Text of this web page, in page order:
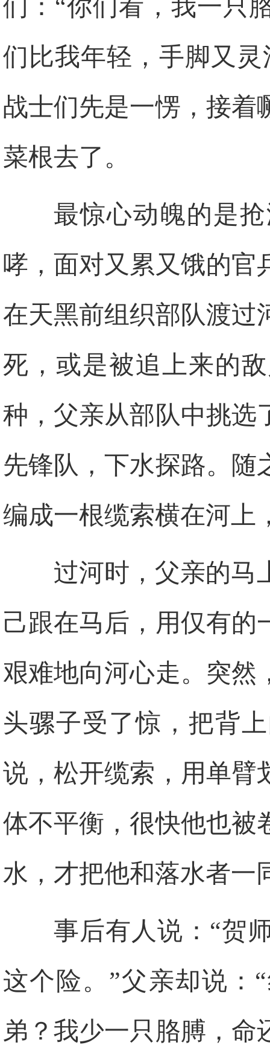
们：“你们看，我一只
们比我年轻，手脚又
战士们先是一愣，接着
菜根去了。
最惊心动魄的是
哮，面对又累又饿的官
在天黑前组织部队渡过
死，或是被追上来的
种，父亲从部队中挑选
先锋队，下水探路。随
编成一根缆索横在河上
过河时，父亲的马
己跟在马后，用仅有的
艰难地向河心走。突然
头骡子受了惊，把背
说，松开缆索，用单臂
体不平衡，很快他也被
水，才把他和落水者一
事后有人说：“贺
这个险。”父亲却说：
弟？我少一只胳膊，命